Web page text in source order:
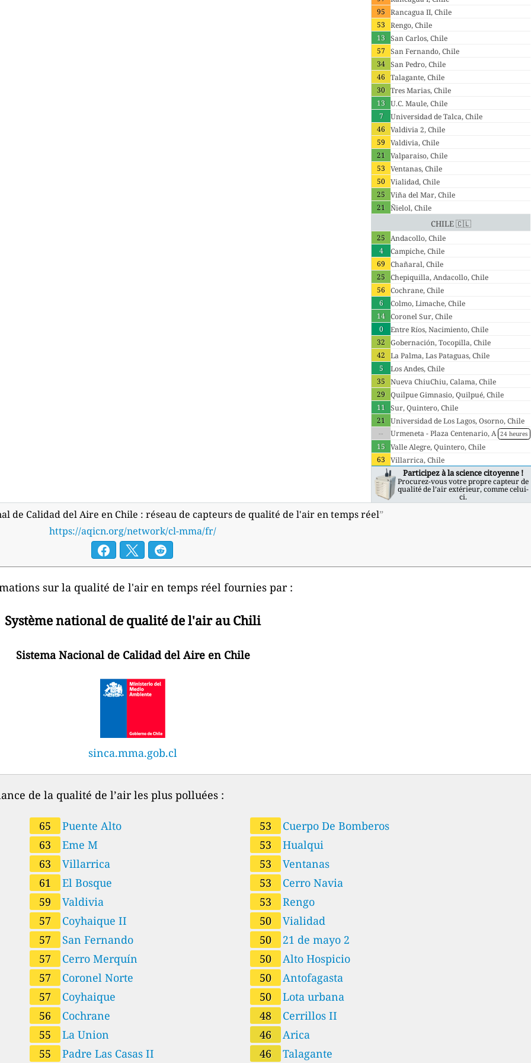
95 Rancagua II, Chile
53 Rengo, Chile
13 San Carlos, Chile
57 San Fernando, Chile
34 San Pedro, Chile
46 Talagante, Chile
30 Tres Marias, Chile
13 U.C. Maule, Chile
7
Universidad de Talca, Chile
46 Valdivia 2, Chile
59 Valdivia, Chile
21 Valparaiso, Chile
53 Ventanas, Chile
50 Vialidad, Chile
25 Viña del Mar, Chile
21 Ñielol, Chile
Chile 🇨🇱
25 Andacollo, Chile
4
Campiche, Chile
69 Chañaral, Chile
25 Chepiquilla, Andacollo, Chile
56 Cochrane, Chile
6
Colmo, Limache, Chile
14 Coronel Sur, Chile
0
Entre Ríos, Nacimiento, Chile
32 Gobernación, Tocopilla, Chile
42 La Palma, Las Pataguas, Chile
5
Los Andes, Chile
35 Nueva ChiuChiu, Calama, Chile
29 Quilpue Gimnasio, Quilpué, Chile
11 Sur, Quintero, Chile
21 Universidad de Los Lagos, Osorno, Chile
--
24 heures
Urmeneta - Plaza Centenario, A
ndacollo, Chile
15 Valle Alegre, Quintero, Chile
63 Villarrica, Chile
Participez à la science citoyenne !
Procurez-vous votre propre capteur de
qualité de l’air extérieur, comme celui-
ci.
de Calidad del Aire en Chile : réseau de capteurs de qualité de l'air en temps réel”
https://aqicn.org/network/cl-mma/fr/
sur la qualité de l'air en temps réel fournies par :
Système national de qualité de l'air au Chili
Sistema Nacional de Calidad del Aire en Chile
sinca.mma.gob.cl
de la qualité de l’air les plus polluées :
65
Puente Alto
63
Eme M
63
Villarrica
61
El Bosque
59
Valdivia
57
Coyhaique II
57
San Fernando
57
Cerro Merquín
57
Coronel Norte
57
Coyhaique
56
Cochrane
55
La Union
55
Padre Las Casas II
53
Cuerpo De Bomberos
53
Hualqui
53
Ventanas
53
Cerro Navia
53
Rengo
50
Vialidad
50
21 de mayo 2
50
Alto Hospicio
50
Antofagasta
50
Lota urbana
48
Cerrillos II
46
Arica
46
Talagante